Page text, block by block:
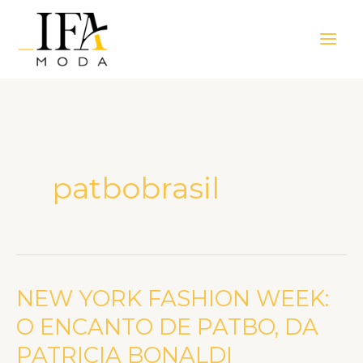
Menu
patbobrasil
NEW YORK FASHION WEEK:
O ENCANTO DE PATBO, DA
PATRICIA BONALDI
NEW
YORK
FASHION
WEEK: